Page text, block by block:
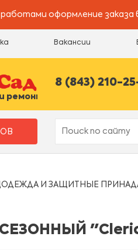
работами оформление заказа
Вакансии
ремонта
8 (843) 210-
И ЗАЩИТНЫЕ